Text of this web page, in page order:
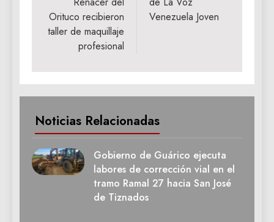
Orituco recibieron
taller de maquillaje
profesional
Venezuela Joven
Noticias Relacionadas
Gobierno de Guárico ejecuta
labores de corrección vial en el
tramo Ramal 27 hacia San José
de Tiznados